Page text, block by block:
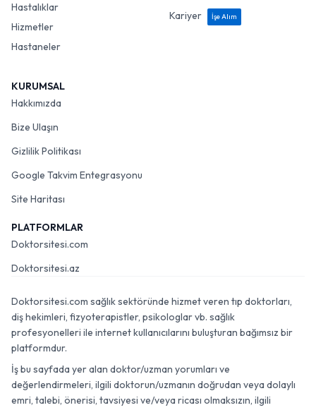
Hastalıklar
Hizmetler
Hastaneler
Kariyer
İşe Alım
KURUMSAL
Hakkımızda
Bize Ulaşın
Gizlilik Politikası
Google Takvim Entegrasyonu
Site Haritası
PLATFORMLAR
Doktorsitesi.com
Doktorsitesi.az
Doktorsitesi.com sağlık sektöründe hizmet veren tıp doktorları,
diş hekimleri, fizyoterapistler, psikologlar vb. sağlık
profesyonelleri ile internet kullanıcılarını buluşturan bağımsız bir
platformdur.
İş bu sayfada yer alan doktor/uzman yorumları ve
değerlendirmeleri, ilgili doktorun/uzmanın doğrudan veya dolaylı
emri, talebi, önerisi, tavsiyesi ve/veya ricası olmaksızın, ilgili